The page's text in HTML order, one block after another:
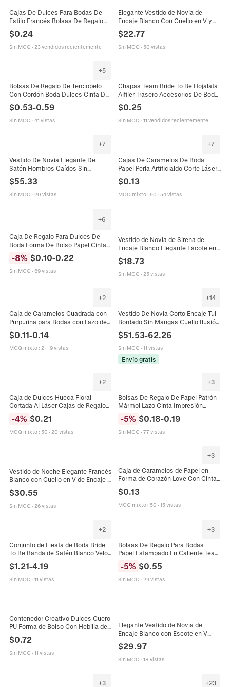
Cajas De Dulces Para Bodas De
Estilo Francés Bolsas De Regalo
Elegante Y Asa De Cinta Y Clip
$0.24
Sin MOQ · 23 vendidos recientemente
Elegante Vestido de Novia de
Encaje Blanco Con Cuello en V y
Novia Sexy Sin Espalda de Gasa
Con Cola
$22.77
Sin MOQ · 50 vistas
+5
Bolsas De Regalo De Terciopelo
Con Cordón Boda Dulces Cinta De
Satén Lazo Colgante Corazón
Aleación Tarjeta De Gracias
$0.53-0.59
Sin MOQ · 41 vistas
Chapas Team Bride To Be Hojalata
Alfiler Trasero Accesorios De Boda
Despedida De Soltera Negro
Blanco Oro
$0.25
Sin MOQ · 11 vendidos recientemente
+7
Vestido De Novia Elegante De
Satén Hombros Caídos Sin
Gran Cola Mujeres
$55.33
Sin MOQ · 20 vistas
+7
Cajas De Caramelos De Boda
Papel Perla Artificialdo Corte Láser
Rosa Lazo De Cinta Regalo Para
Fiesta
$0.13
MOQ mixto: 50 · 54 vistas
+6
Caja De Regalo Para Dulces De
Boda Forma De Bolso Papel Cinta
Thank You Estampado Dorado
Fiesta
-8% $0.10-0.22
Sin MOQ · 69 vistas
Vestido de Novia de Sirena de
Encaje Blanco Elegante Escote en
V Profundo Tirantes Bordado de
Lentejuelas Mujer
$18.73
Sin MOQ · 25 vistas
+2
Caja de Caramelos Cuadrada con
Purpurina para Bodas con Lazo de
Falsa Caja de Regalo de Papel
Elegante
$0.11-0.14
MOQ mixto: 2· 19 vistas
+14
Vestido De Novia Corto Encaje Tul
Bordado Sin Mangas Cuello Ilusión
Marfil Botones Espalda
$51.53-62.26
Sin MOQ · 11 vistas
Envío gratis
+2
Caja de Dulces Hueca Floral
Cortada Al Láser Cajas de Regalo
de Boda de Papel Perlado Embalaje
de Chocolate Cuadrado para
Decoración de Fiestas
-4% $0.21
MOQ mixto: 50 · 20 vistas
+3
Bolsas De Regalo De Papel Patrón
Mármol Lazo Cinta Impresión
Gracias Boda Fiesta Cajas Dulces
Embalaje Europeo
-5% $0.18-0.19
Sin MOQ · 77 vistas
Vestido de Noche Elegante Francés
Blanco con Cuello en V de Encaje y
Largo hasta el Suelo Mangas
Abullonadas Vestido de Boda
$30.55
Sin MOQ · 26 vistas
+3
Caja de Caramelos de Papel en
Forma de Corazón Love Con Cinta
para Boda Fiesta Día de San
Valentín Embalaje de Regalo Cajas
de Papel Perlado
$0.13
MOQ mixto: 50 · 15 vistas
+2
Conjunto de Fiesta de Boda Bride
To Be Banda de Satén Blanco Velo
de Perlas Artificiales Strass Gafas
de Sol Corazón Accesorios de
Despedida de Soltera para Mujer
$1.21-4.19
Sin MOQ · 11 vistas
+3
Bolsas De Regalo Para Bodas
Papel Estampado En Caliente Team
Bride Team Groom Recuerdo Fiesta
Despedida De Soltera
-5% $0.55
Sin MOQ · 29 vistas
Contenedor Creativo Dulces Cuero
PU Forma de Bolso Con Hebilla de
Metal e Interior de Malla Para
Regalo de Boda Fiesta
$0.72
Sin MOQ · 11 vistas
Elegante Vestido de Novia de
Encaje Blanco con Escote en V
Floral 3D Malla Abertura Alta
Espalda Descubierta
$29.97
Sin MOQ · 18 vistas
+3 +23